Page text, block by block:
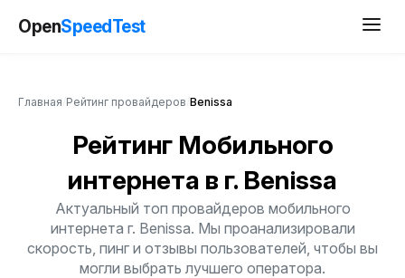
OpenSpeedTest
Главная Рейтинг провайдеров Benissa
Рейтинг Мобильного
интернета в г. Benissa
Актуальный топ провайдеров мобильного
интернета г. Benissa. Мы проанализировали
скорость, пинг и отзывы пользователей, чтобы вы
могли выбрать лучшего оператора.